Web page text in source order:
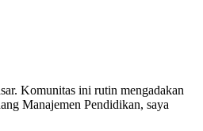
Komunitas ini rutin mengadakan
Manajemen Pendidikan, saya